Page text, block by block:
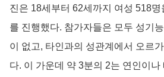
진은 18세부터 62세까지 여성 518
를 진행했다. 참가자들은 모두 성기
이 없고, 타인과의 성관계에서 오르
다. 이 가운데 약 3분의 2는 연인이나